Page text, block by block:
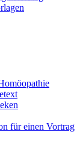
für einen Vortrag